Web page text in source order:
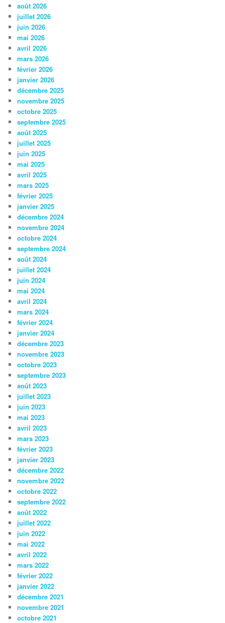
août 2026
juillet 2026
juin 2026
mai 2026
avril 2026
mars 2026
février 2026
janvier 2026
décembre 2025
novembre 2025
octobre 2025
septembre 2025
août 2025
juillet 2025
juin 2025
mai 2025
avril 2025
mars 2025
février 2025
janvier 2025
décembre 2024
novembre 2024
octobre 2024
septembre 2024
août 2024
juillet 2024
juin 2024
mai 2024
avril 2024
mars 2024
février 2024
janvier 2024
décembre 2023
novembre 2023
octobre 2023
septembre 2023
août 2023
juillet 2023
juin 2023
mai 2023
avril 2023
mars 2023
février 2023
janvier 2023
décembre 2022
novembre 2022
octobre 2022
septembre 2022
août 2022
juillet 2022
juin 2022
mai 2022
avril 2022
mars 2022
février 2022
janvier 2022
décembre 2021
novembre 2021
octobre 2021